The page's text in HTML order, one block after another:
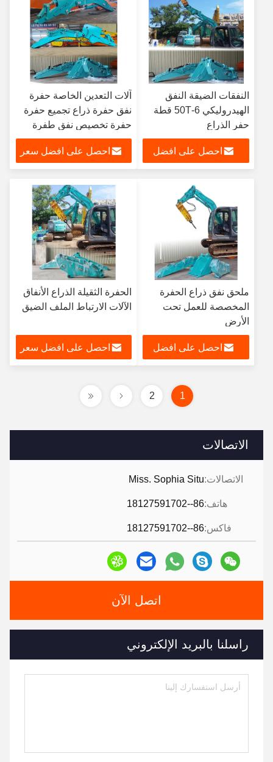
الاتصالات
الاتصالات:Miss. Sophia Situ
هاتف:86--18127591702
فاكس:86--18127591702
اتصل الآن
راسلنا بالبريد الإلكتروني
النفقات الضيقة النفق
الهيدروليكي 6-50T قطة
حفر الذراع
احصل على افضل
آلات التعدين الخاصة حفرة
نفق حفرة ذراع تجميع حفرة
حفرة تخصيص نفق طفرة
حفرة نفق حفرة حفرة حفرة
حفرة حفرةاحصل على افضل سعر
ملحق نفق ذراع الحفرة
المخصصة للعمل تحت
الأرض
احصل على افضل
الحفرة الثقيلة الذراع الأنفاق
الآلات الارتباط الملف الضيق
احصل على افضل سعر
1
2